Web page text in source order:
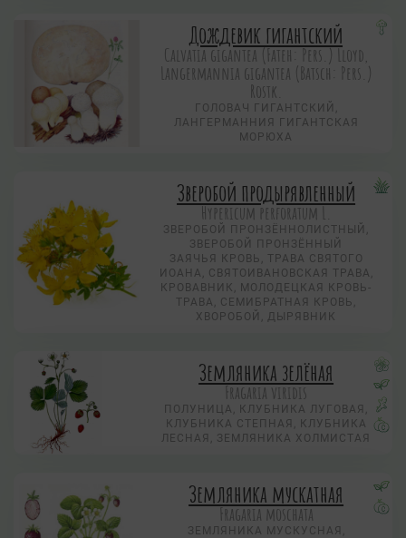
Дождевик гигантский
Calvatia gigantea (Fateh: Pers.) Lloyd,
Langermannia gigantea (Batsch: Pers.)
Rostk.
ГОЛОВАЧ ГИГАНТСКИЙ,
ЛАНГЕРМАННИЯ ГИГАНТСКАЯ
МОРЮХА
Зверобой продырявленный
Hypericum perforatum L.
ЗВЕРОБОЙ ПРОНЗЁННОЛИСТНЫЙ,
ЗВЕРОБОЙ ПРОНЗЁННЫЙ
ЗАЯЧЬЯ КРОВЬ, ТРАВА СВЯТОГО
ИОАНА, СВЯТОИВАНОВСКАЯ ТРАВА,
КРОВАВНИК, МОЛОДЕЦКАЯ КРОВЬ-
ТРАВА, СЕМИБРАТНАЯ КРОВЬ,
ХВОРОБОЙ, ДЫРЯВНИК
Земляника зелёная
Fragaria viridis
ПОЛУНИЦА, КЛУБНИКА ЛУГОВАЯ,
КЛУБНИКА СТЕПНАЯ, КЛУБНИКА
ЛЕСНАЯ, ЗЕМЛЯНИКА ХОЛМИСТАЯ
Земляника мускатная
Fragaria moschata
ЗЕМЛЯНИКА МУСКУСНАЯ,